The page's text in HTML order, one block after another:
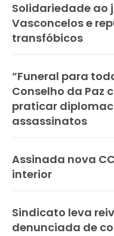
Solidariedade ao
Vasconcelos e
transfóbicos
“Funeral para
Conselho da Paz
praticar
assassinatos
Assinada nova
interior
Sindicato leva
denunciada de